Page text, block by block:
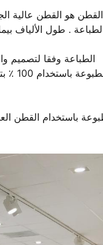
القطن هو القطن عالية